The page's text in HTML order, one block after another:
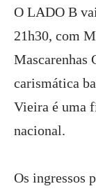
O LADO B
21h30, com
Mascarenhas
carismática
Vieira é uma
nacional.
Os ingressos